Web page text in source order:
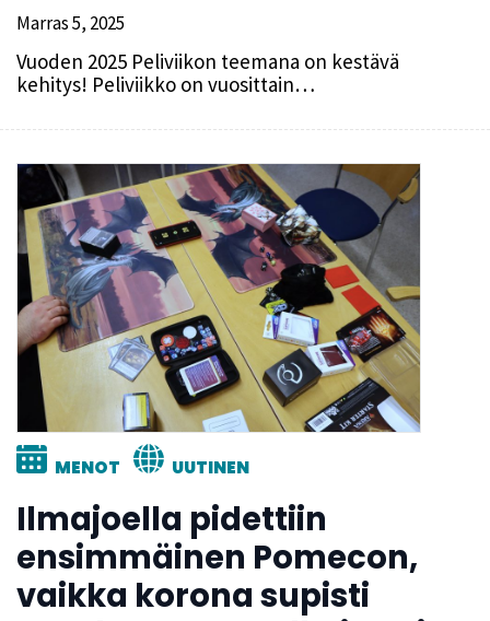
Marras 5, 2025
Vuoden 2025 Peliviikon teemana on kestävä
kehitys! Peliviikko on vuosittain…
MENOT UUTINEN
Ilmajoella pidettiin
ensimmäinen Pomecon,
vaikka korona supisti